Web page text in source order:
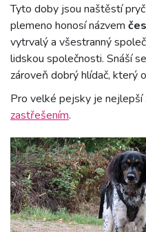
Tyto doby jsou naštěstí
plemeno honosí názvem
vytrvalý a všestranný
lidskou společnosti. Snáší
zároveň dobrý hlídač, který
Pro velké pejsky je nejlepší
zastřešením.